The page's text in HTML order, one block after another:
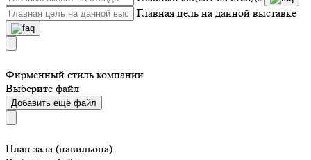
Главная цель на данной выставке
Фирменный стиль компании
Выберите файл
Добавить ещё файл
План зала (павильона)